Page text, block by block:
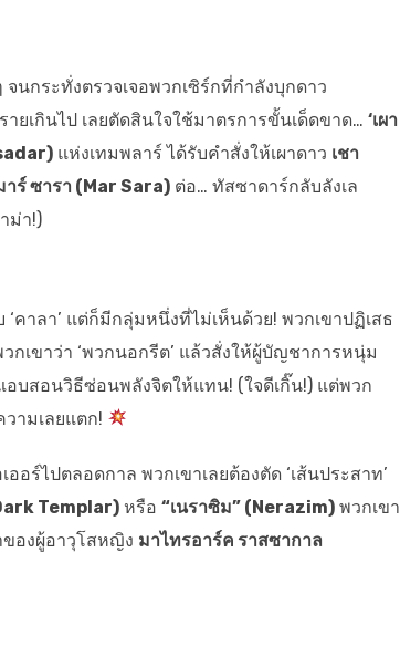
กระทั่งตรวจเจอพวกเซิร์กที่กำลังบุกดาว
เกินไป เลยตัดสินใจใช้มาตรการขั้นเด็ดขาด… ‘เผา
แห่งเทมพลาร์ ได้รับคำสั่งให้เผาดาว เชา
าร์ ซารา (Mar Sara) ต่อ… ทัสซาดาร์กลับลังเล
ม่า!)
าลา’ แต่ก็มีกลุ่มหนึ่งที่ไม่เห็นด้วย! พวกเขาปฏิเสธ
เขาว่า ‘พวกนอกรีต’ แล้วสั่งให้ผู้บัญชาการหนุ่ม
บสอนวิธีซ่อนพลังจิตให้แทน! (ใจดีเกิ๊น!) แต่พวก
ามเลยแตก!
อร์ไปตลอดกาล พวกเขาเลยต้องตัด ‘เส้นประสาท’
Templar) หรือ “เนราซิม” (Nerazim) พวกเขา
องผู้อาวุโสหญิง มาไทรอาร์ค ราสซากาล